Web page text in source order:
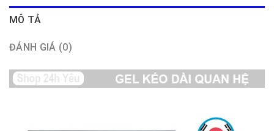
MÔ TẢ
ĐÁNH GIÁ (0)